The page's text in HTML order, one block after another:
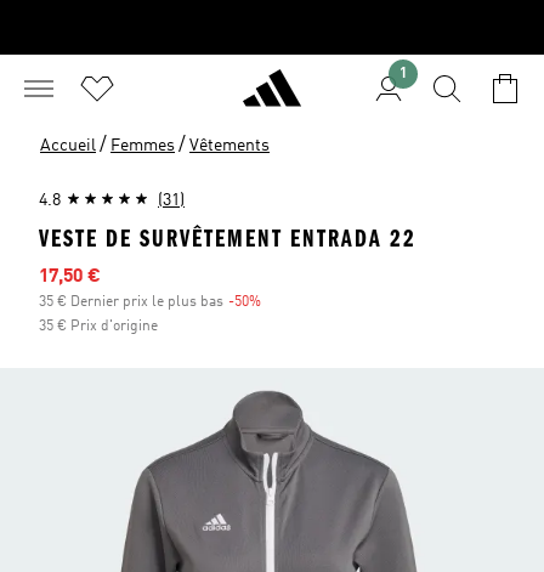
1
Accueil / Femmes / Vêtements
4.8 (31)
VESTE DE SURVÊTEMENT ENTRADA 22
Prix en promo
17,50 €
35 € Dernier prix le plus bas -50%
35 € Prix d'origine